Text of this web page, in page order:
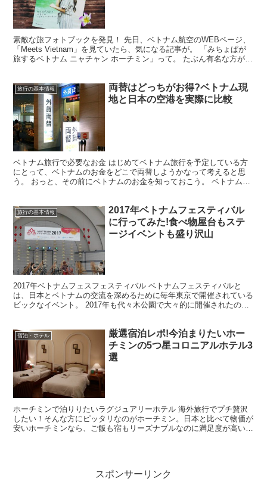
素敵な旅フォトブックを発見！ 先日、ベトナム航空のWEBページ、
「Meets Vietnam」を見ていたら、気になる記事が。 「みちょぱが
旅するベトナム ニャチャン ホーチミン」って。 たぶん有名な方がベ
旅行の基本情報
両替はどっちがお得?ベトナム現
地と日本の空港を実際に比較
ベトナム旅行で必要なお金 はじめてベトナム旅行を予定している方
にとって、ベトナムのお金をどこで両替しようかなって考えると思
う。 おっと、その前にベトナムのお金を知っておこう。 ベトナムの
旅行の基本情報
2017年ベトナムフェスティバル
に行ってみた!食べ物屋台もステ
ージイベントも盛り沢山
2017年ベトナムフェスフェスティバル ベトナムフェスティバルと
は、日本とベトナムの交流を深めるために毎年東京で開催されている
ビックなイベント。 2017年も代々木公園で大々的に開催されたの
宿泊・ホテル
厳選宿泊レポ!今泊まりたいホー
チミンの5つ星コロニアルホテル3
選
ホーチミンで泊りりたいラグジュアリーホテル 海外旅行でプチ贅沢
したい！そんな方にピッタリなのがホーチミン。日本と比べて物価が
安いホーチミンなら、ご飯も宿もリーズナブルなのに満足度が高い旅
スポンサーリンク